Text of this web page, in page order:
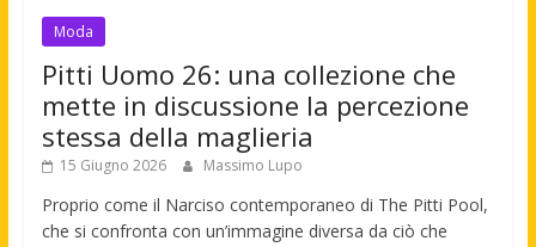
Moda
Pitti Uomo 26: una collezione che
mette in discussione la percezione
stessa della maglieria
15 Giugno 2026 Massimo Lupo
Proprio come il Narciso contemporaneo di The Pitti Pool,
che si confronta con un’immagine diversa da ciò che